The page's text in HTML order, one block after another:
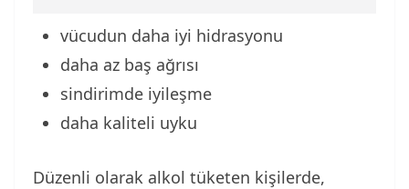
vücudun daha iyi hidrasyonu
daha az baş ağrısı
sindirimde iyileşme
daha kaliteli uyku
Düzenli olarak alkol tüketen kişilerde,